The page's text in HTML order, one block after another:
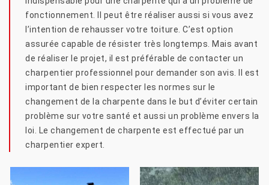
fonctionnement. Il peut être réaliser aussi si vous avez
l’intention de rehausser votre toiture. C’est option
assurée capable de résister très longtemps. Mais avant
de réaliser le projet, il est préférable de contacter un
charpentier professionnel pour demander son avis. Il est
important de bien respecter les normes sur le
changement de la charpente dans le but d’éviter certain
problème sur votre santé et aussi un problème envers la
loi. Le changement de charpente est effectué par un
charpentier expert.